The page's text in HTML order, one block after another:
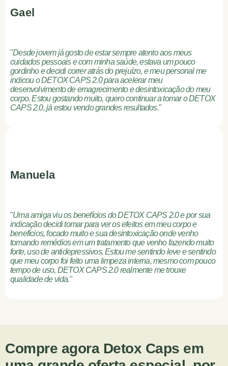
Gael
"Desde jovem já gosto de estar sempre atento aos meus
cuidados pessoais e com minha saúde, estava um pouco
gordinho e decidi correr atrás do prejuízo, e meu personal me
indicou o DETOX CAPS 2.0 para acelerar meu
desenvolvimento de emagrecimento e desintoxicação do meu
corpo. Estou gostando muito, quero continuar a tomar o DETOX
CAPS 2.0, já estou vendo grandes resultados."
Manuela
"Uma amiga viu os benefícios do DETOX CAPS 2.0 e por sua
indicação decidi tomar para ver os efeitos em meu corpo e
benefícios, focado muito e sua desintoxicação onde venho
tomando remédios em um tratamento que venho fazendo muito
forte, uso de antidepressivos. Estou me sentindo leve e sentindo
que meu corpo foi feito uma limpeza interna, mesmo com pouco
tempo de uso, DETOX CAPS 2.0 realmente me trouxe
qualidade de vida."
Compre agora Detox Caps em